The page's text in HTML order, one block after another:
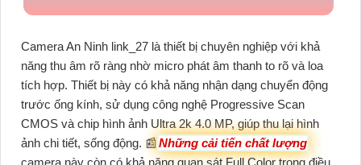
Camera An Ninh link_27 là thiết bị chuyên nghiệp với khả
năng thu âm rõ ràng nhờ micro phát âm thanh to rõ và loa
tích hợp. Thiết bị này có khả năng nhận dạng chuyển động
trước ống kính, sử dụng công nghệ Progressive Scan
CMOS và chip hình ảnh Ultra 2k 4.0 MP, giúp thu lại hình
ảnh chi tiết, sống động. 📰Những cải tiến chất lượng